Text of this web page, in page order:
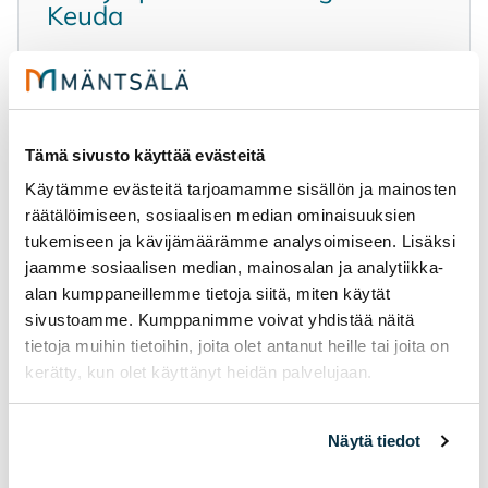
Tämä sivusto käyttää evästeitä
Käytämme evästeitä tarjoamamme sisällön ja mainosten
räätälöimiseen, sosiaalisen median ominaisuuksien
tukemiseen ja kävijämäärämme analysoimiseen. Lisäksi
jaamme sosiaalisen median, mainosalan ja analytiikka-
alan kumppaneillemme tietoja siitä, miten käytät
sivustoamme. Kumppanimme voivat yhdistää näitä
tietoja muihin tietoihin, joita olet antanut heille tai joita on
kerätty, kun olet käyttänyt heidän palvelujaan.
Näytä tiedot
Keu­da
Keuda offers vocational education as well
as Finnish language and study skills
programmes are not available in Mäntsälä.
Study options for immigrants
Avautuu uuteen ikkunaan
Lear­ning Fin­nish
You can stu­dy the Fin­nish lan­gua­ge in­de­pen­